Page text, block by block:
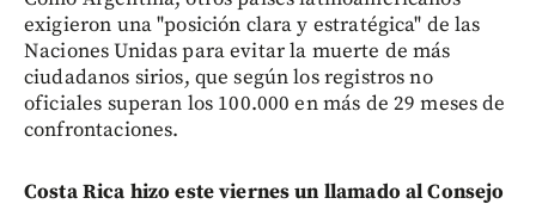
exigieron una "posición clara y estratégica" de las
Naciones Unidas para evitar la muerte de más
ciudadanos sirios, que según los registros no
oficiales superan los 100.000 en más de 29 meses de
confrontaciones.
Costa Rica hizo este viernes un llamado al Consejo